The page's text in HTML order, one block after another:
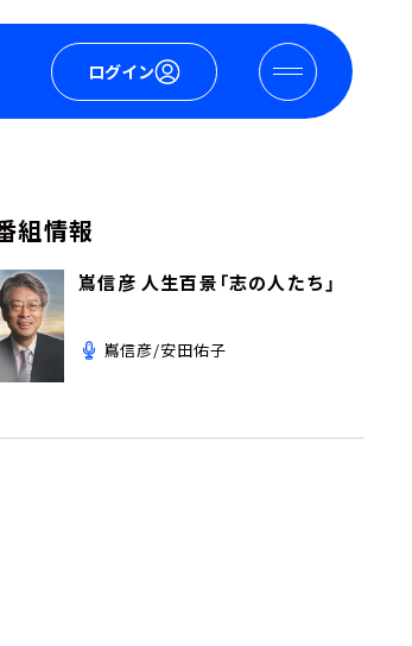
ログイン
組情報
嶌信彦 人生百景「志の人たち」
嶌信彦/安田佑子